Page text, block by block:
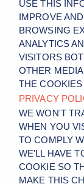
USE THIS
IMPROVE
BROWSING
ANALYTICS
VISITORS
OTHER
THE
PRIVACY
WE WON'T
WHEN YOU
TO COMPLY
WE'LL HAVE
COOKIE SO
MAKE THIS
trigo,
soja
Con un
del